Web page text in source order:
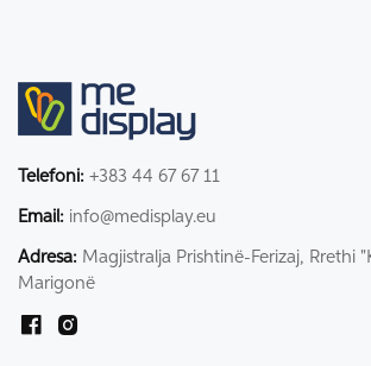
Telefoni: +383 44 67 67 11
Email: info@medisplay.eu
Adresa: Magjistralja Prishtinë-Ferizaj, Rrethi
Marigonë